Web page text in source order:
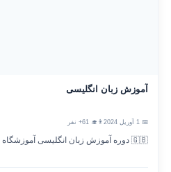
آموزش زبان انگلیسی
👨‍🎓 61+ نفر
🇬🇧 دوره آموزش زبان انگلیسی آموزشگاه نقدی با مجوز رسمی از وزارت...